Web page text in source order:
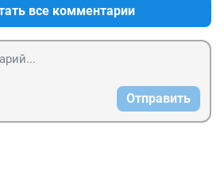
все комментарии
Отправить